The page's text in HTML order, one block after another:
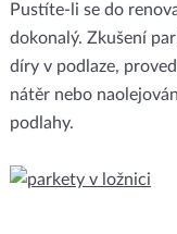
Pustíte-li se do
dokonalý. Zkušení
díry v podlaze,
nátěr nebo
podlahy.